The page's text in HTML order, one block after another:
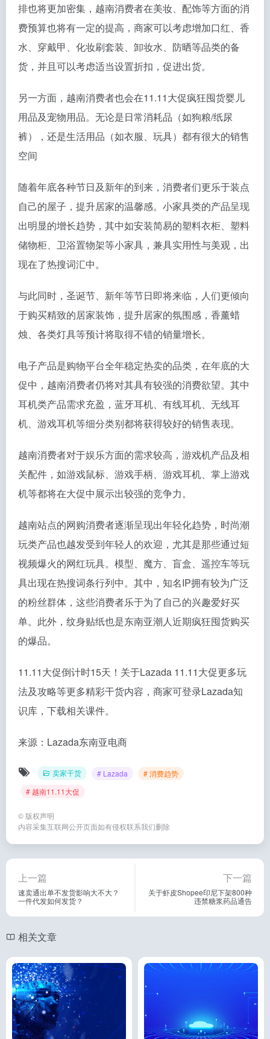
排也将更加密集，越南消费者在美妆、配饰等方面的消
费预算也将有一定的提高，商家可以考虑增加口红、香
水、穿戴甲、化妆刷套装、卸妆水、防晒等品类的备
货，并且可以考虑适当设置折扣，促进出货。
另一方面，越南消费者也会在11.11大促疯狂囤货婴儿
用品及宠物用品。无论是日常消耗品（如狗粮/纸尿
裤），还是生活用品（如衣服、玩具）都有很大的销售
空间
随着年底各种节日及新年的到来，消费者们更乐于装点
自己的屋子，提升居家的温馨感。小家具类的产品呈现
出明显的增长趋势，其中如安装简易的塑料衣柜、塑料
储物柜、卫浴置物架等小家具，兼具实用性与美观，出
现在了热搜词汇中。
与此同时，圣诞节、新年等节日即将来临，人们更倾向
于购买精致的居家装饰，提升居家的氛围感，香薰蜡
烛、各类灯具等预计将取得不错的销量增长。
电子产品是购物平台全年稳定热卖的品类，在年底的大
促中，越南消费者仍将对其具有较强的消费欲望。其中
耳机类产品需求充盈，蓝牙耳机、有线耳机、无线耳
机、游戏耳机等细分类别都将获得较好的销售表现。
越南消费者对于娱乐方面的需求较高，游戏机产品及相
关配件，如游戏鼠标、游戏手柄、游戏耳机、掌上游戏
机等都将在大促中展示出较强的竞争力。
越南站点的网购消费者逐渐呈现出年轻化趋势，时尚潮
玩类产品也越发受到年轻人的欢迎，尤其是那些通过短
视频爆火的网红玩具。模型、魔方、盲盒、遥控车等玩
具出现在热搜词条行列中。其中，知名IP拥有较为广泛
的粉丝群体，这些消费者乐于为了自己的兴趣爱好买
单。此外，纹身贴纸也是东南亚潮人近期疯狂囤货购买
的爆品。
11.11大促倒计时15天！关于Lazada 11.11大促更多玩
法及攻略等更多精彩干货内容，商家可登录Lazada知
识库，下载相关课件。
来源：Lazada东南亚电商
卖家干货 # Lazada
# 消费趋势
# 越南11.11大促
© 版权声明
内容采集互联网公开页面如有侵权联系我们删除
上一篇
速卖通出单不发货影响大不大？
一件代发如何发货？
下一篇
关于虾皮Shopee印尼下架800种
违禁糖浆药品通告
相关文章